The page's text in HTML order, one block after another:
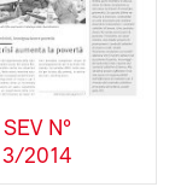
SEV N°
3/2014